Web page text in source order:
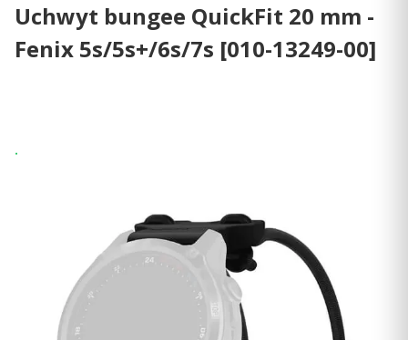
Uchwyt bungee QuickFit 20 mm -
Fenix 5s/5s+/6s/7s [010-13249-00]